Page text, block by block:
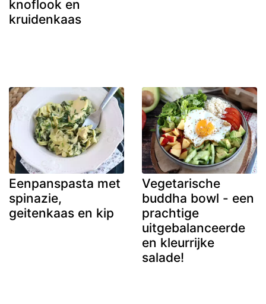
knoflook en
kruidenkaas
Eenpanspasta met
spinazie,
geitenkaas en kip
Vegetarische
buddha bowl - een
prachtige
uitgebalanceerde
en kleurrijke
salade!